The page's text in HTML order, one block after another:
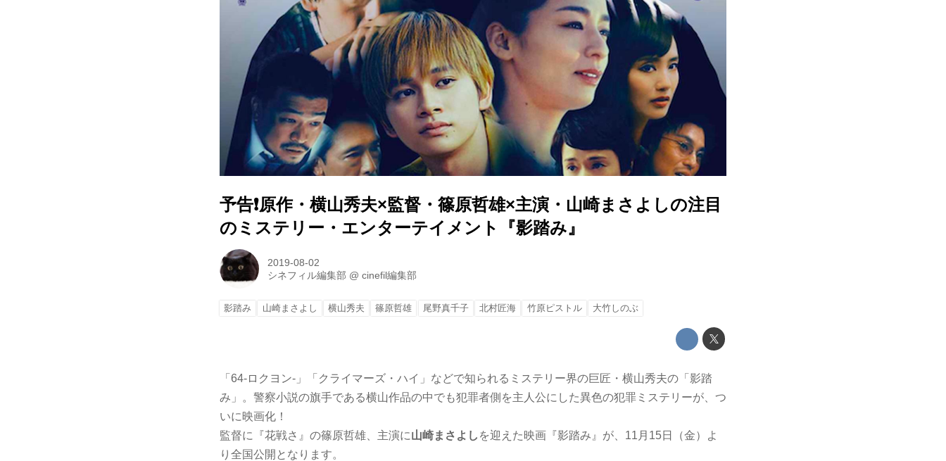
予告❗️原作・横山秀夫×監督・篠原哲雄×主演・山崎まさよしの注目
のミステリー・エンターテイメント『影踏み』
2019-08-02
シネフィル編集部 @cinefil編集部
影踏み 山崎まさよし 横山秀夫 篠原哲雄 尾野真千子 北村匠海 竹原ピストル 大竹しのぶ
「64-ロクヨン-」「クライマーズ・ハイ」などで知られるミステリー界の巨匠・横山秀夫の「影踏
み」。警察小説の旗手である横山作品の中でも犯罪者側を主人公にした異色の犯罪ミステリーが、つ
いに映画化！
監督に『花戦さ』の篠原哲雄、主演に山崎まさよし を迎えた映画『影踏み』が、11月15日（金）よ
り全国公開となります。